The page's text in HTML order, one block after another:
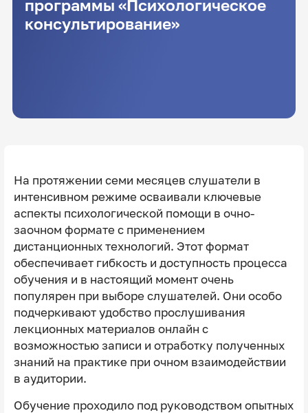
программы «Психологическое
консультирование»
На протяжении семи месяцев слушатели в
интенсивном режиме осваивали ключевые
аспекты психологической помощи в очно-
заочном формате с применением
дистанционных технологий. Этот формат
обеспечивает гибкость и доступность процесса
обучения и в настоящий момент очень
популярен при выборе слушателей. Они особо
подчеркивают удобство прослушивания
лекционных материалов онлайн с
возможностью записи и отработку полученных
знаний на практике при очном взаимодействии
в аудитории.
Обучение проходило под руководством опытных